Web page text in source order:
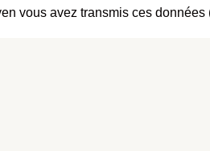
vous avez transmis ces